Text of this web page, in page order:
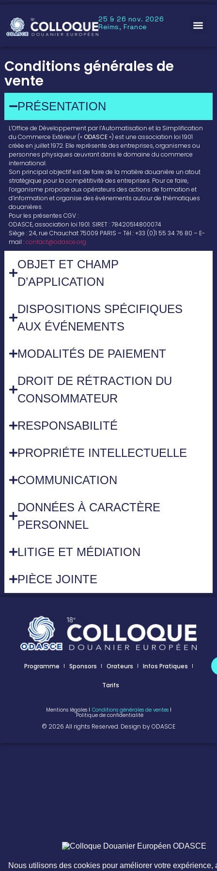
25 & 26 nov. 2026
Reims, France
Conditions générales de
vente
PRÉSENTATION
L’Office de Développement par l’Automatisation et la Simplification
du Commerce Extérieur («ODASCE») est une association loi 1901
créée en juillet 1972. Elle représente des entreprises, organismes ou
personnes physiques œuvrant dans le domaine du commerce
international.
Son principal objectif est de faire de la matière douanière un atout
stratégique pour la compétitivité des entreprises. Pour ce faire,
l’organisme propose aux opérateurs des actions de formation et
d’information et organise des événements autour de thématiques
douanières.
Pour les présentes CGV :
ODASCE, association loi 1901. SIRET : 78420514800074
Siège : 24, rue Chauchat 75009 PARIS – Tél : +33 (0)1 55 34 76 80 – E-
mail :contact@odasce.org
OBJET ET CHAMP
D’APPLICATION
DISPOSITIONS SPÉCIFIQUES
AUX ÉVÉNEMENTS
MODALITÉS DE PAIEMENT
DROIT DE RÉTRACTION DU
CONSOMMATEUR
RESPONSABILITÉ
PROPRIÉTE INTELLECTUELLE
COMMUNICATION
DONNÉES À CARACTÈRE
PERSONNEL
LITIGE ET MÉDIATION
PIÈCE JOINTE
Programme Sponsors Orateurs Infos Pratiques
Tarifs
© 2026 All rights Reserved. Design by ODASCE
Mentions légales Conditions générales de ventes
Politique de confidentialité